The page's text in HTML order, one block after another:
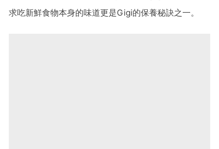
求吃新鮮食物本身的味道更是Gigi的保養秘訣之一。